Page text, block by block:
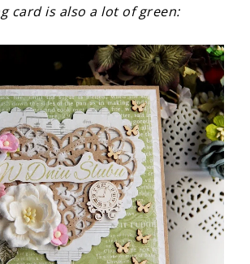
card is also a lot of green: